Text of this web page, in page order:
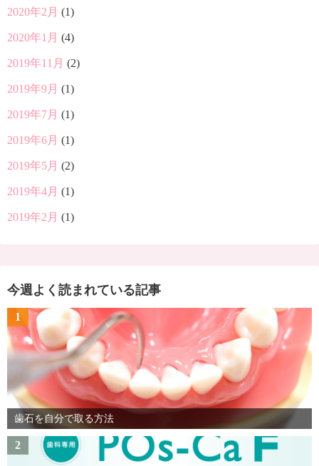
2020年2月 (1)
2020年1月 (4)
2019年11月 (2)
2019年9月 (1)
2019年7月 (1)
2019年6月 (1)
2019年5月 (2)
2019年4月 (1)
2019年2月 (1)
今週よく読まれている記事
1
歯石を自分で取る方法
2